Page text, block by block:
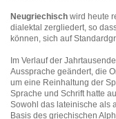
Neugriechisch wird heute
dialektal zergliedert, so
können, sich auf
Im Verlauf der
Aussprache geändert, die
um eine Reinhaltung der
Sprache und Schrift hatte
Sowohl das lateinische als
Basis des griechischen